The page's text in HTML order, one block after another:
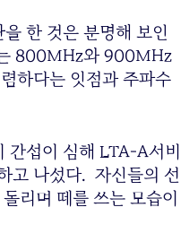
한 것은 분명해 보인
800MHz와 900MHz
하다는 잇점과 주파수
간섭이 심해 LTA-A서비
고 나섰다. 자신들의 선
리며 떼를 쓰는 모습이